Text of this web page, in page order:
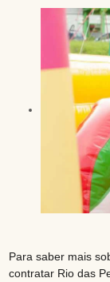
Para saber mais
contratar Rio das